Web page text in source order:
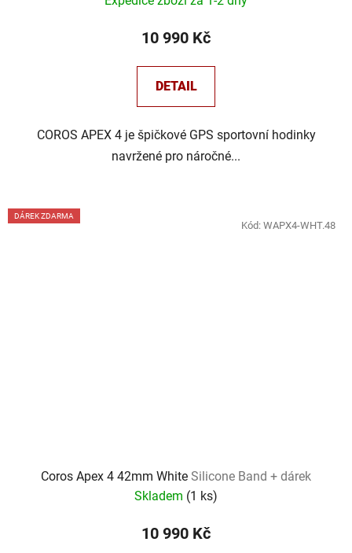
10 990 Kč
DETAIL
COROS APEX 4 je špičkové GPS sportovní hodinky
navržené pro náročné...
DÁREK ZDARMA
Coros Apex 4 42mm White Silicone Band + dárek
Skladem (1 ks)
10 990 Kč
Kód: WAPX4-WHT.48